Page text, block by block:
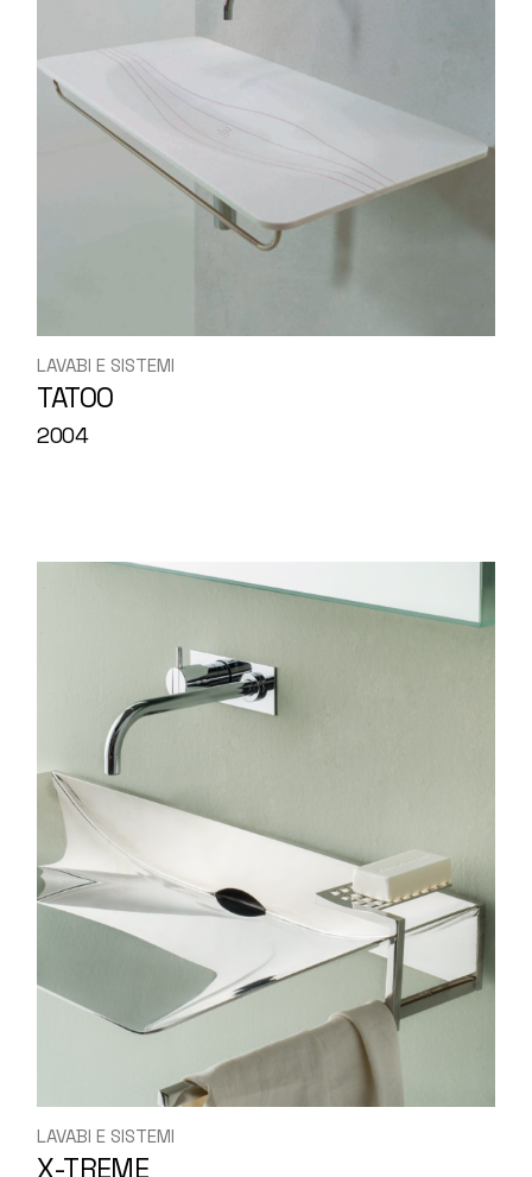
LAVABI E SISTEMI
TATOO
2004
LAVABI E SISTEMI
X-TREME